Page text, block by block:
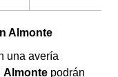
Almonte
una avería
Almonte podrán